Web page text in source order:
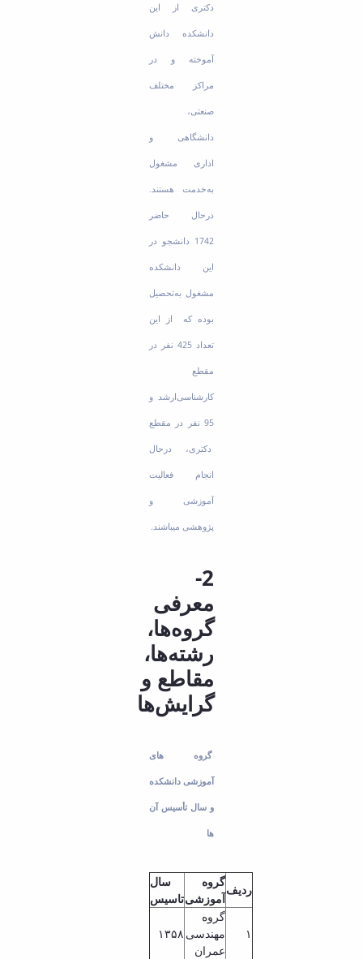
دکتری از این
دانشکده دانش
آموخته و در
مراکز مختلف
صنعتی،
دانشگاهی و
اداری مشغول
به‌خدمت هستند.
درحال حاضر
1742 دانشجو در
این دانشکده
مشغول به‌تحصیل
بوده که از این
تعداد 425 نفر در
مقطع
کارشناسی‌ارشد و
95 نفر در مقطع
دکتری، درحال
انجام فعالیت
آموزشی و
پژوهشی می­باشند.
2-
معرفی
گروه‌ها،
رشته‌ها،
مقاطع و
گرایش‌ها
گروه های
آموزشی دانشکده
و سال تأسیس آن
ها
سال
تاسیس
گروه
آموزشی
ردیف
۱۳۵۸
گروه
مهندسی
عمران
۱